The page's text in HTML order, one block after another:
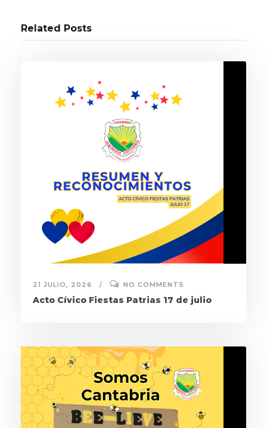
Related Posts
21 JULIO, 2026 NO COMMENTS
Acto Cívico Fiestas Patrias 17 de julio